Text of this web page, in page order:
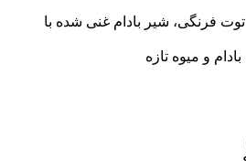
فرنگی، شیر بادام غنی شده با
و میوه تازه